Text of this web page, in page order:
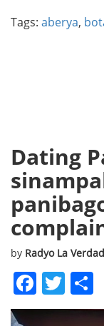
Tags: aberya,
Dating
by Radyo La Verdad